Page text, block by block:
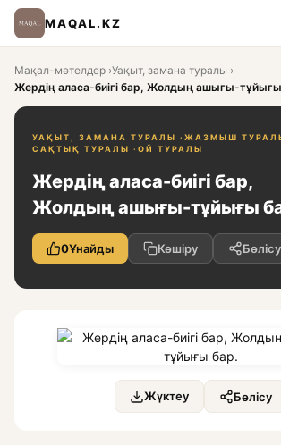
MAQAL.KZ
Мақал-мәтелдер ›Уақыт, замана туралы ›
Жердің аласа-биігі бар, Жолдың ашығы-
УАҚЫТ, ЗАМАНА ТУРАЛЫ · ЖАЗМЫШ
САҚТЫҚ ТУРАЛЫ · ОЙ ТУРАЛЫ
Жердің аласа-биігі бар,
Жолдың ашығы-тұйығы
0Ұнайды Көшіру Бөлісу
Жүктеу Бөлісу